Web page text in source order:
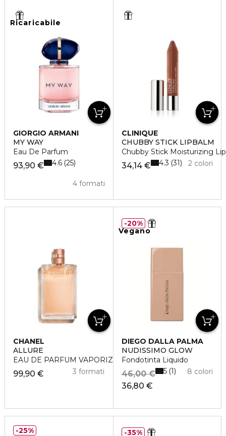
Ricaricabile
GIORGIO ARMANI
MY WAY
Eau De Parfum
93,90 €
4 formati
4.6 25
CLINIQUE
CHUBBY STICK LIPBALM
Chubby Stick Moisturizing
34,14 € 2 colori
4.3 31
CHANEL
ALLURE
EAU DE PARFUM VAPORIZZATORE
99,90 € 3 formati
Vegano
DIEGO DALLA PALMA
NUDISSIMO GLOW
Fondotinta Liquido
36,80 €
46,00 € 8 colori
5 1
20%
25% 35%